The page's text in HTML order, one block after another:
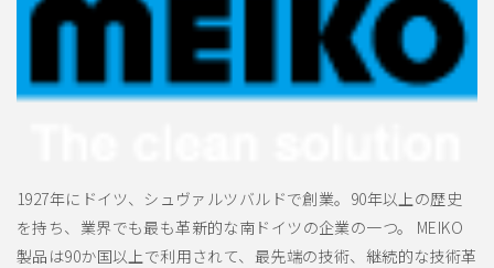
1927年にドイツ、シュヴァルツバルドで創業。90年以上の歴史
を持ち、業界でも最も革新的な南ドイツの企業の一つ。 MEIKO
製品は90か国以上で利用されて、最先端の技術、継続的な技術革